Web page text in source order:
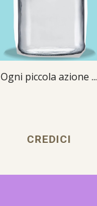
Ogni piccola azione ...
CREDICI